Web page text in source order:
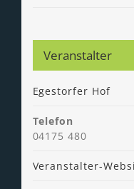
Veranstalter
Egestorfer Hof
Telefon
04175 480
Veranstalter-